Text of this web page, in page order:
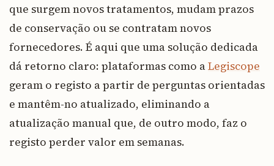
que surgem novos tratamentos, mudam prazos
de conservação ou se contratam novos
fornecedores. É aqui que uma solução dedicada
dá retorno claro: plataformas como aLegiscope
geram o registo a partir de perguntas orientadas
e mantêm-no atualizado, eliminando a
atualização manual que, de outro modo, faz o
registo perder valor em semanas.